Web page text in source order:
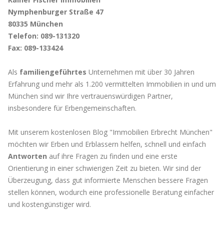
Nymphenburger Straße 47
80335 München
Telefon: 089-131320
Fax: 089-133424
Als familiengeführtes Unternehmen mit über 30 Jahren
Erfahrung und mehr als 1.200 vermittelten Immobilien in und um
München sind wir Ihre vertrauenswürdigen Partner,
insbesondere für Erbengemeinschaften.
Mit unserem kostenlosen Blog "Immobilien Erbrecht München"
möchten wir Erben und Erblassern helfen, schnell und einfach
Antworten auf ihre Fragen zu finden und eine erste
Orientierung in einer schwierigen Zeit zu bieten. Wir sind der
Überzeugung, dass gut informierte Menschen bessere Fragen
stellen können, wodurch eine professionelle Beratung einfacher
und kostengünstiger wird.